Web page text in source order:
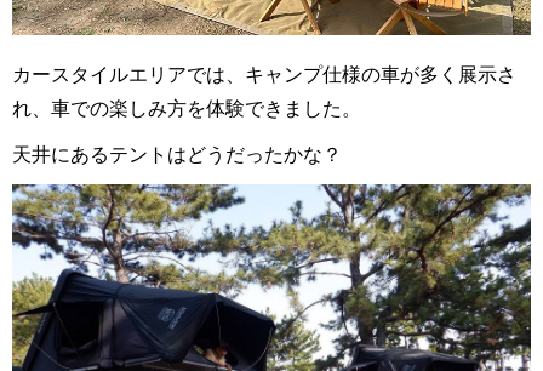
カースタイルエリアでは、キャンプ仕様の車が多く展示さ
れ、車での楽しみ方を体験できました。
天井にあるテントはどうだったかな？